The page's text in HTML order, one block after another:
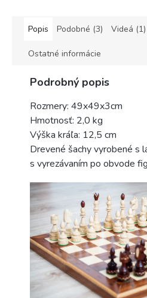
Popis Podobné (3) Videá (1)
Ostatné informácie
Podrobný popis
Rozmery: 49x49x3cm
Hmotnosť: 2,0 kg
Výška kráľa: 12,5 cm
Drevené šachy vyrobené s
s vyrezávaním po obvode